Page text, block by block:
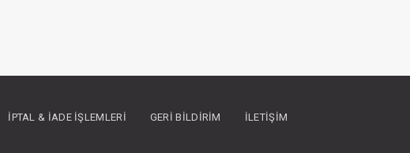
İPTAL & İADE İŞLEMLERI GERI BILDIRIM İLETIŞIM